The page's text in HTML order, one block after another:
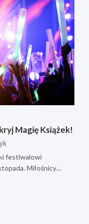
Magię Książek!
festiwalowi
Miłośnicy…